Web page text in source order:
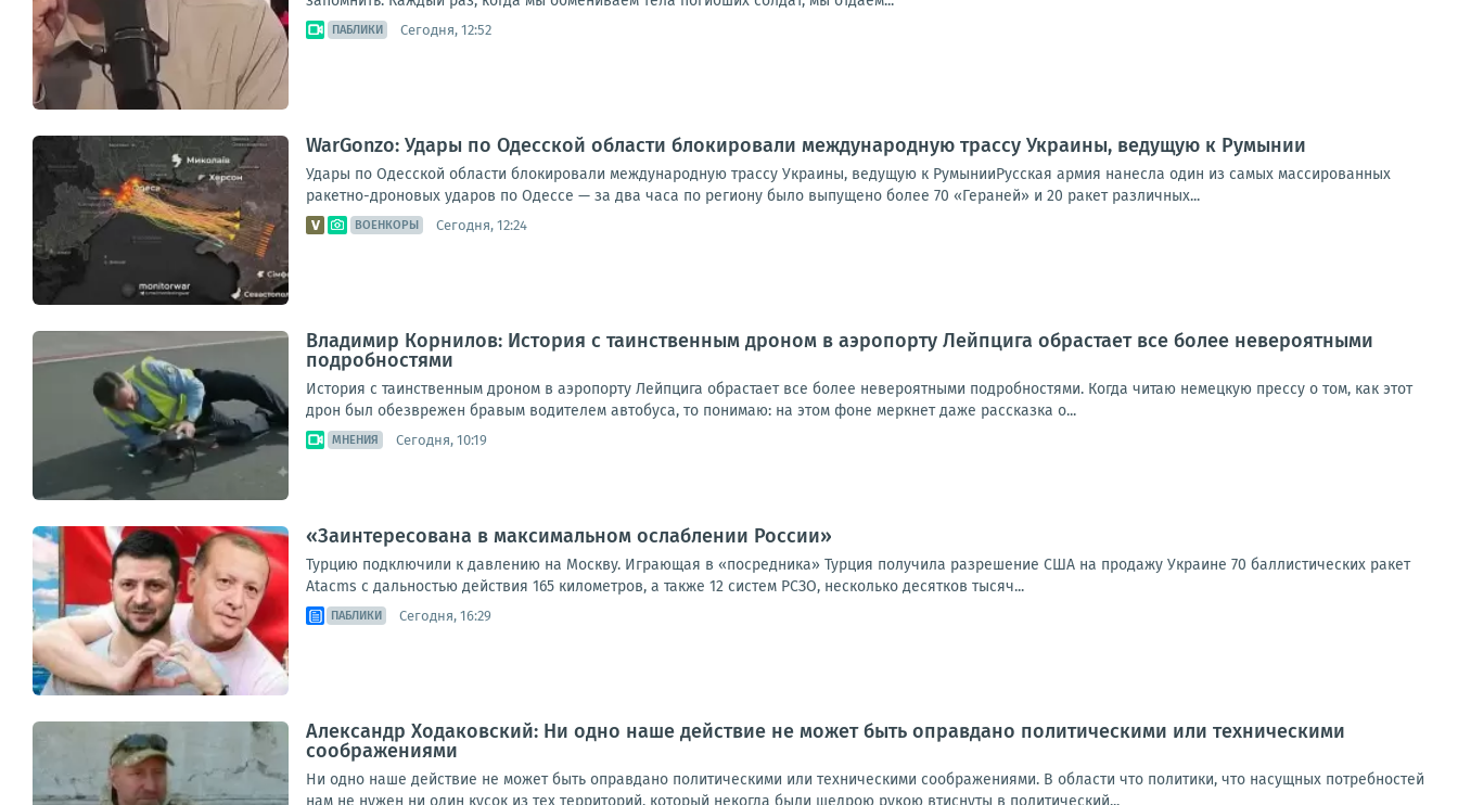
ПАБЛИКИ Сегодня, 12:52
WarGonzo: Удары по Одесской области блокировали международную трассу Украины, ведущую к Румынии
Удары по Одесской области блокировали международную трассу Украины, ведущую к РумынииРусская армия нанесла один из самых массированных
ракетно-дроновых ударов по Одессе — за два часа по региону было выпущено более 70 «Гераней» и 20 ракет различных...
ВОЕНКОРЫ Сегодня, 12:24
Владимир Корнилов: История с таинственным дроном в аэропорту Лейпцига обрастает все более невероятными
подробностями
История с таинственным дроном в аэропорту Лейпцига обрастает все более невероятными подробностями. Когда читаю немецкую прессу о том, как этот
дрон был обезврежен бравым водителем автобуса, то понимаю: на этом фоне меркнет даже рассказка о...
МНЕНИЯ Сегодня, 10:19
«Заинтересована в максимальном ослаблении России»
Турцию подключили к давлению на Москву. Играющая в «посредника» Турция получила разрешение США на продажу Украине 70 баллистических ракет
Atacms с дальностью действия 165 километров, а также 12 систем РСЗО, несколько десятков тысяч...
ПАБЛИКИ Сегодня, 16:29
Александр Ходаковский: Ни одно наше действие не может быть оправдано политическими или техническими
соображениями
Ни одно наше действие не может быть оправдано политическими или техническими соображениями. В области что политики, что насущных потребностей
нам не нужен ни один кусок из тех территорий, который некогда были щедрою рукою втиснуты в политический...